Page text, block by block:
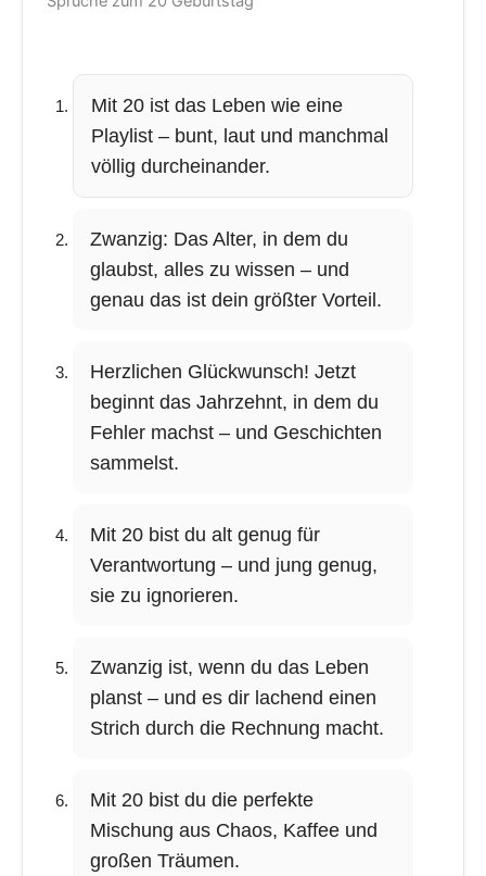
Mit 20 ist das Leben wie eine
Playlist – bunt, laut und manchmal
völlig durcheinander.
Zwanzig: Das Alter, in dem du
glaubst, alles zu wissen – und
genau das ist dein größter Vorteil.
Herzlichen Glückwunsch! Jetzt
beginnt das Jahrzehnt, in dem du
Fehler machst – und Geschichten
sammelst.
Mit 20 bist du alt genug für
Verantwortung – und jung genug,
sie zu ignorieren.
Zwanzig ist, wenn du das Leben
planst – und es dir lachend einen
Strich durch die Rechnung macht.
Mit 20 bist du die perfekte
Mischung aus Chaos, Kaffee und
großen Träumen.